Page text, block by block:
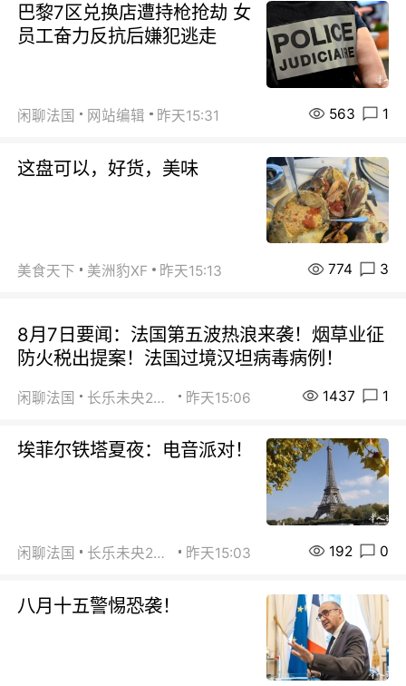
巴黎7区兑换店遭持枪抢劫 女
员工奋力反抗后嫌犯逃走
闲聊法国 网站编辑 昨天15:31 563 1
这盘可以，好货，美味
美食天下 美洲豹XF 昨天15:13 774 3
8月7日要闻：法国第五波热浪来袭！烟草业征
防火税出提案！法国过境汉坦病毒病例！
闲聊法国 长乐未央2015 昨天15:06 1437 1
埃菲尔铁塔夏夜：电音派对！
闲聊法国 长乐未央2015 昨天15:03 192 0
八月十五警惕恐袭！